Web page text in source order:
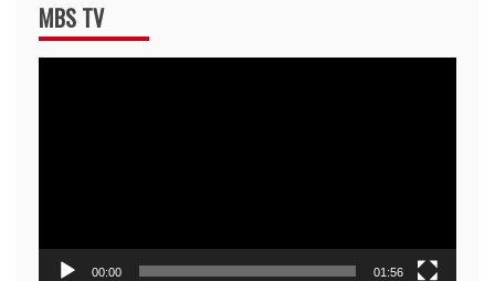
MBS TV
00:00 01:56